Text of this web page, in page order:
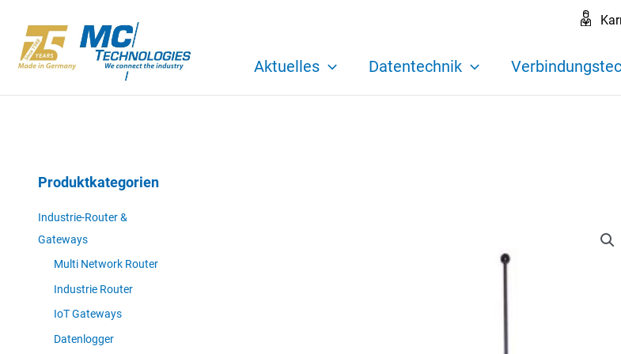
Inhalt
springen
Aktuelles Datentechnik
Produktkategorien
Industrie-Router &
Gateways
Multi Network Router
Industrie Router
IoT Gateways
Datenlogger